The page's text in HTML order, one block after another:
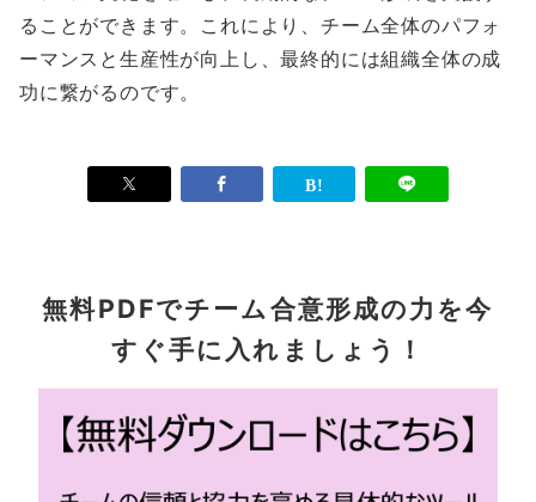
ることができます。これにより、チーム全体のパフォ
ーマンスと生産性が向上し、最終的には組織全体の成
功に繋がるのです。
無料PDFでチーム合意形成の力を今
すぐ手に入れましょう！